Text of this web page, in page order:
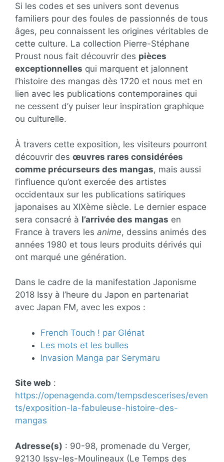
Si les codes et ses univers sont devenus
familiers pour des foules de passionnés de tous
âges, peu connaissent les origines véritables de
cette culture. La collection Pierre-Stéphane
Proust nous fait découvrir des pièces
exceptionnelles qui marquent et jalonnent
l’histoire des mangas dès 1720 et nous met en
lien avec les publications contemporaines qui
ne cessent d’y puiser leur inspiration graphique
ou culturelle.
À travers cette exposition, les visiteurs pourront
découvrir des œuvres rares considérées
comme précurseurs des mangas, mais aussi
l’influence qu’ont exercée des artistes
occidentaux sur les publications satiriques
japonaises au XIXème siècle. Le dernier espace
sera consacré à l’arrivée des mangas en
France à travers les anime, dessins animés des
années 1980 et tous leurs produits dérivés qui
ont marqué une génération.
Dans le cadre de la manifestation Japonisme
2018 Issy à l’heure du Japon en partenariat
avec Japan FM, avec les expos :
French Touch ! par Glénat
Les mots et les bulles
Invasion Manga par Serymaru
Site web :
https://openagenda.com/tempsdescerises/even
ts/exposition-la-fabuleuse-histoire-des-
mangas
Adresse(s) : 90-98, promenade du Verger,
92130 Issy-les-Moulineaux (Le Temps des